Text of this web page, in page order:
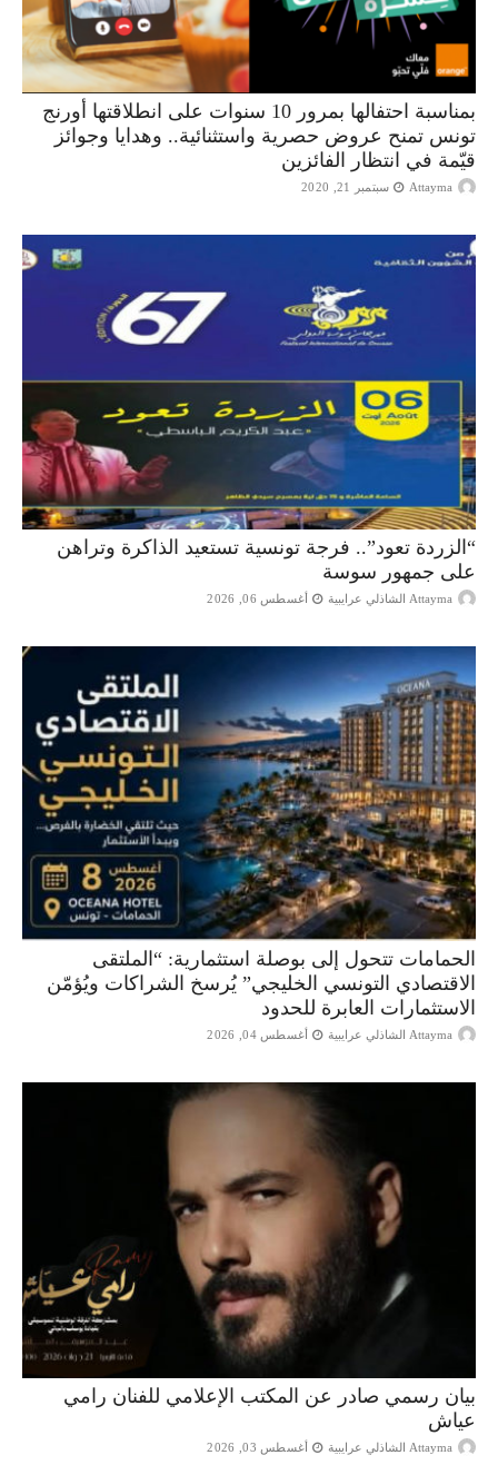
بمناسبة احتفالها بمرور 10 سنوات على انطلاقتها أورنج
تونس تمنح عروض حصرية واستثنائية.. وهدايا وجوائز
قيّمة في انتظار الفائزين
Attayma سبتمبر 21, 2020
“الزردة تعود”.. فرجة تونسية تستعيد الذاكرة وتراهن
على جمهور سوسة
Attayma الشاذلي عرايبية أغسطس 06, 2026
الحمامات تتحول إلى بوصلة استثمارية: “الملتقى
الاقتصادي التونسي الخليجي” يُرسخ الشراكات ويُؤمّن
الاستثمارات العابرة للحدود
Attayma الشاذلي عرايبية أغسطس 04, 2026
بيان رسمي صادر عن المكتب الإعلامي للفنان رامي
عياش
Attayma الشاذلي عرايبية أغسطس 03, 2026